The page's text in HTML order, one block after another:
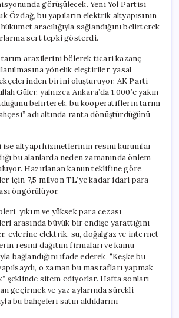
görüşülecek. Yeni Yol Partisi
Özdağ, bu yapıların elektrik altyapısının
aracılığıyla sağlandığını belirterek
sert tepki gösterdi.
arazilerini bölerek ticari kazanç
yönelik eleştiriler, yasal
birini oluşturuyor. AK Parti
Güler, yalnızca Ankara’da 1.000’e yakın
belirterek, bu kooperatiflerin tarım
adı altında ranta dönüştürdüğünü
altyapı hizmetlerinin resmi kurumlar
bu alanlarda neden zamanında önlem
Hazırlanan kanun teklifine göre,
için 7,5 milyon TL’ye kadar idari para
öngörülüyor.
yıkım ve yüksek para cezası
arasında büyük bir endişe yarattığını
evlerine elektrik, su, doğalgaz ve internet
resmi dağıtım firmaları ve kamu
bağlandığını ifade ederek, “Keşke bu
o zaman bu masrafları yapmak
şeklinde sitem ediyorlar. Hafta sonları
geçirmek ve yaz aylarında sürekli
bu bahçeleri satın aldıklarını